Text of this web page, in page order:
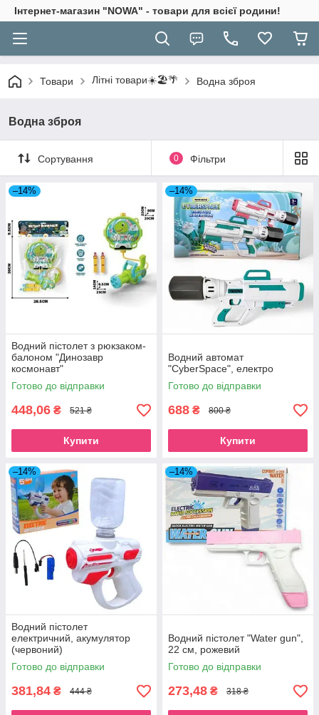
Інтернет-магазин "NOWA" - товари для всієї родини!
Товари Літні товари☀️🏖️🌴 Водна зброя
Водна зброя
Сортування 0 Фільтри
–14%
Водний пістолет з рюкзаком-
балоном "Динозавр
космонавт"
Готово до відправки
448,06 ₴ 521 ₴
Купити
–14%
Водний автомат
"CyberSpace", електро
Готово до відправки
688 ₴ 800 ₴
Купити
–14%
Водний пістолет
електричний, акумулятор
(червоний)
Готово до відправки
381,84 ₴ 444 ₴
–14%
Водний пістолет "Water gun",
22 см, рожевий
Готово до відправки
273,48 ₴ 318 ₴